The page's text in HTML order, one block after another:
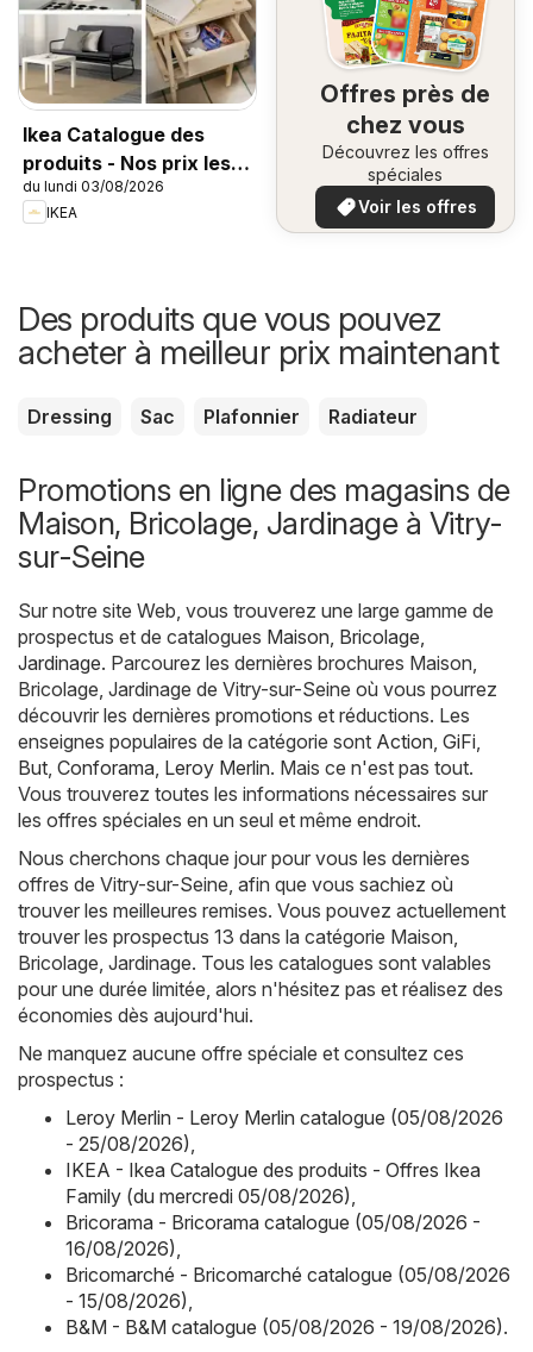
Ikea Catalogue des
produits - Nos prix les
plus bas
du lundi 03/08/2026
IKEA
Offres près de
chez vous
Découvrez les offres
spéciales
Voir les offres
Des produits que vous pouvez
acheter à meilleur prix maintenant
Dressing Sac Plafonnier Radiateur
Promotions en ligne des magasins de
Maison, Bricolage, Jardinage à Vitry-
sur-Seine
Sur notre site Web, vous trouverez une large gamme de
prospectus et de catalogues Maison, Bricolage,
Jardinage. Parcourez les dernières brochures Maison,
Bricolage, Jardinage de Vitry-sur-Seine où vous pourrez
découvrir les dernières promotions et réductions. Les
enseignes populaires de la catégorie sont Action, GiFi,
But, Conforama, Leroy Merlin. Mais ce n'est pas tout.
Vous trouverez toutes les informations nécessaires sur
les offres spéciales en un seul et même endroit.
Nous cherchons chaque jour pour vous les dernières
offres de Vitry-sur-Seine, afin que vous sachiez où
trouver les meilleures remises. Vous pouvez actuellement
trouver les prospectus 13 dans la catégorie Maison,
Bricolage, Jardinage. Tous les catalogues sont valables
pour une durée limitée, alors n'hésitez pas et réalisez des
économies dès aujourd'hui.
Ne manquez aucune offre spéciale et consultez ces
prospectus :
Leroy Merlin - Leroy Merlin catalogue (05/08/2026
- 25/08/2026),
IKEA - Ikea Catalogue des produits - Offres Ikea
Family (du mercredi 05/08/2026),
Bricorama - Bricorama catalogue (05/08/2026 -
16/08/2026),
Bricomarché - Bricomarché catalogue (05/08/2026
- 15/08/2026),
B&M - B&M catalogue (05/08/2026 - 19/08/2026).